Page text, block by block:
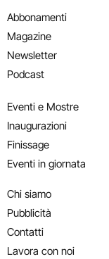
Abbonamenti
Magazine
Newsletter
Podcast
Eventi e Mostre
Inaugurazioni
Finissage
Eventi in giornata
Chi siamo
Pubblicità
Contatti
Lavora con noi